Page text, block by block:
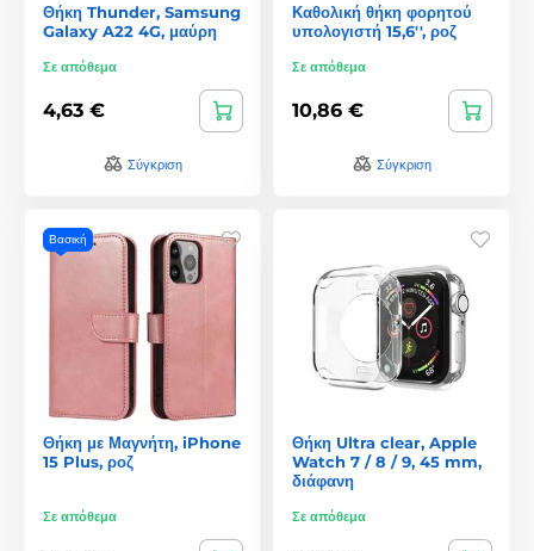
Θήκη Thunder, Samsung
Galaxy A22 4G, μαύρη
Σε απόθεμα
4,63 €
Σύγκριση
Καθολική θήκη φορητού
υπολογιστή 15,6'', ροζ
Σε απόθεμα
10,86 €
Σύγκριση
Βασική
Θήκη με Μαγνήτη, iPhone
15 Plus, ροζ
Σε απόθεμα
Θήκη Ultra clear, Apple
Watch 7 / 8 / 9, 45 mm,
διάφανη
Σε απόθεμα